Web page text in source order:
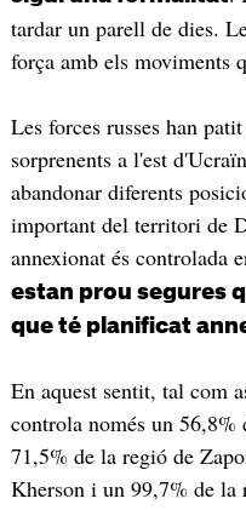
tardar un parell de dies.
força amb els moviments
Les forces russes han
sorprenents a l'est
abandonar diferents
important del territori de
annexionat és controlada
estan prou segures
que té planificat
En aquest sentit, tal com
controla només un
71,5% de la regió de
Kherson i un 99,7% de la